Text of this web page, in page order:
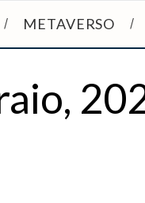
METAVERSO